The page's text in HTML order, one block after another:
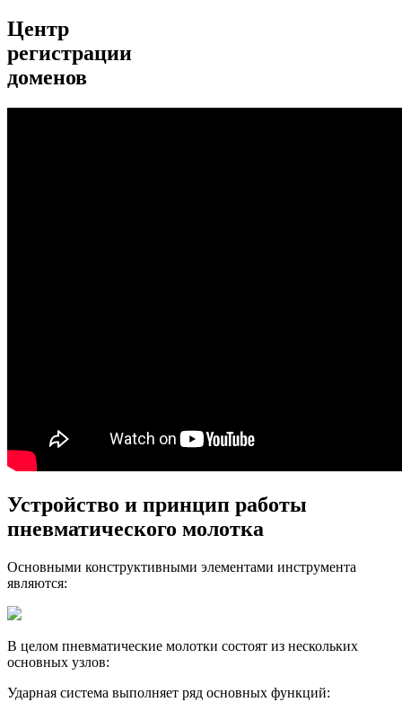
Центр
регистрации
доменов
Устройство и принцип работы
пневматического молотка
Основными конструктивными элементами инструмента
являются:
В целом пневматические молотки состоят из нескольких
основных узлов:
Ударная система выполняет ряд основных функций: